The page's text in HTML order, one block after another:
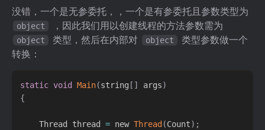
没错，一个是无参委托，，一个是有参委托且参数类型为
object ，因此我们用以创建线程的方法参数需为
object 类型，然后在内部对 object
类型参数做一个
转换：
static void Main(string [ ] args)
{
    Thread thread
= new Thread (Count) ;